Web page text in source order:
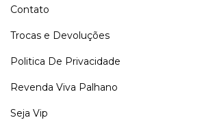
Contato
Trocas e Devoluções
Politica De Privacidade
Revenda Viva Palhano
Seja Vip